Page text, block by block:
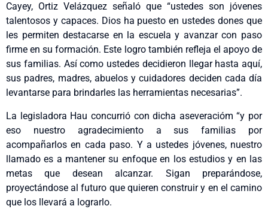
Cayey, Ortiz Velázquez señaló que “ustedes son jóvenes
talentosos y capaces. Dios ha puesto en ustedes dones que
les permiten destacarse en la escuela y avanzar con paso
firme en su formación. Este logro también refleja el apoyo de
sus familias. Así como ustedes decidieron llegar hasta aquí,
sus padres, madres, abuelos y cuidadores deciden cada día
levantarse para brindarles las herramientas necesarias”.
La legisladora Hau concurrió con dicha aseveracióm “y por
eso nuestro agradecimiento a sus familias por
acompañarlos en cada paso. Y a ustedes jóvenes, nuestro
llamado es a mantener su enfoque en los estudios y en las
metas que desean alcanzar. Sigan preparándose,
proyectándose al futuro que quieren construir y en el camino
que los llevará a lograrlo.